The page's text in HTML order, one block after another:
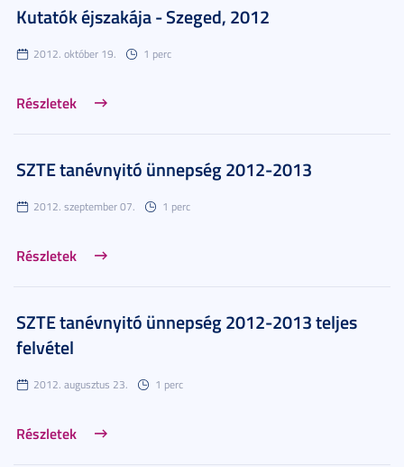
Kutatók éjszakája - Szeged, 2012
2012. október 19. 1 perc
Részletek
SZTE tanévnyitó ünnepség 2012-2013
2012. szeptember 07. 1 perc
Részletek
SZTE tanévnyitó ünnepség 2012-2013 teljes
felvétel
2012. augusztus 23. 1 perc
Részletek